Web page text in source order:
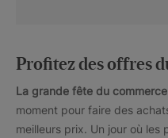
Profitez des offres
La grande fête du
moment pour faire des
meilleurs prix. Un jour où les